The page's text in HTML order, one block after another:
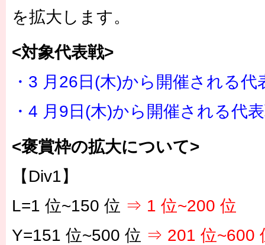
を拡大します。
<対象代表戦>
・3 月26日(木)から開催される代
・4 月9日(木)から開催される代
<褒賞枠の拡大について>
【Div1】
L=1 位~150 位 ⇒ 1 位~200 位
Y=151 位~500 位 ⇒ 201 位~600